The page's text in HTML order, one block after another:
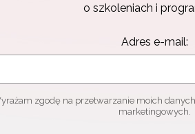
o szkoleniach i
Adres e-mail:
zgodę na przetwarzanie moich
marketingowych.